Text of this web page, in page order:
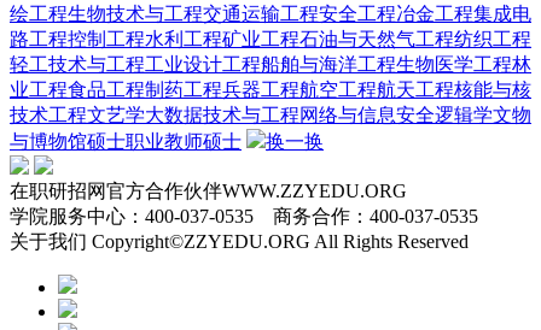
绘工程生物技术与工程交通运输工程安全工程冶金工程集成电
路工程控制工程水利工程矿业工程石油与天然气工程纺织工程
轻工技术与工程工业设计工程船舶与海洋工程生物医学工程林
业工程食品工程制药工程兵器工程航空工程航天工程核能与核
技术工程文艺学大数据技术与工程网络与信息安全逻辑学文物
与博物馆硕士职业教师硕士 换一换
在职研招网官方合作伙伴WWW.ZZYEDU.ORG
学院服务中心：400-037-0535 商务合作：400-037-0535
关于我们 Copyright©ZZYEDU.ORG All Rights Reserved